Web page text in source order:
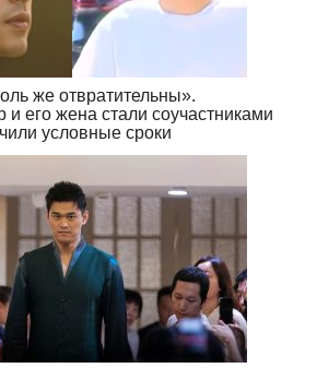
же отвратительны».
и его жена стали соучастниками
условные сроки